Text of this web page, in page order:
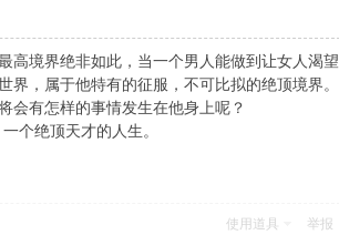
境界绝非如此，当一个男人能做到让女人渴望
，属于他特有的征服，不可比拟的绝顶境界。
有怎样的事情发生在他身上呢？
个绝顶天才的人生。
使用道具 举报